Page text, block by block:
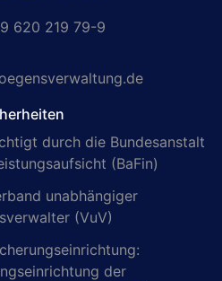
620 219 79-9
durch die Bundesanstalt
(BaFin)
unabhängiger
(VuV)
der